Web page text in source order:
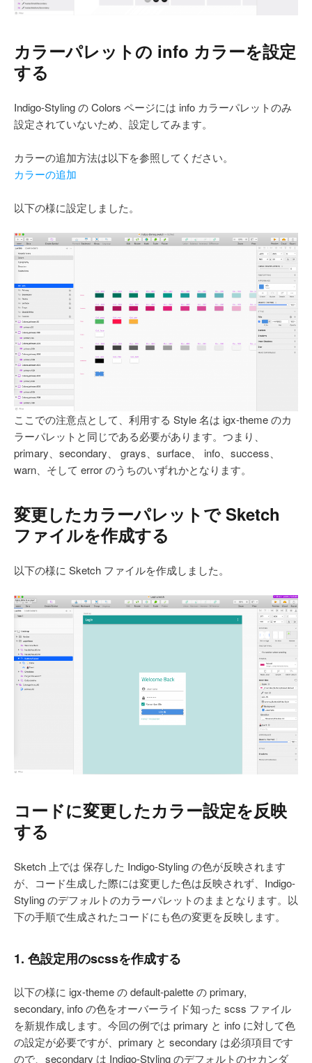
カラーパレットの info カラーを設定
する
Indigo-Styling の Colors ページには info カラーパレットのみ
設定されていないため、設定してみます。
カラーの追加方法は以下を参照してください。
カラーの追加
以下の様に設定しました。
ここでの注意点として、利用する Style 名は igx-theme のカ
ラーパレットと同じである必要があります。つまり、
primary、secondary、 grays、surface、 info、success、
warn、そして error のうちのいずれかとなります。
変更したカラーパレットで Sketch
ファイルを作成する
以下の様に Sketch ファイルを作成しました。
コードに変更したカラー設定を反映
する
Sketch 上では 保存した Indigo-Styling の色が反映されます
が、コード生成した際には変更した色は反映されず、Indigo-
Styling のデフォルトのカラーパレットのままとなります。以
下の手順で生成されたコードにも色の変更を反映します。
1. 色設定用のscssを作成する
以下の様に igx-theme の default-palette の primary,
secondary, info の色をオーバーライド知った scss ファイル
を新規作成します。今回の例では primary と info に対して色
の設定が必要ですが、primary と secondary は必須項目です
ので、secondary は Indigo-Styling のデフォルトのセカンダ